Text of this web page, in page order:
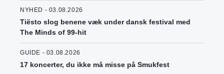
NYHED - 03.08.2026
Tiësto slog benene væk under dansk festival med
The Minds of 99-hit
GUIDE - 03.08.2026
17 koncerter, du ikke må misse på Smukfest